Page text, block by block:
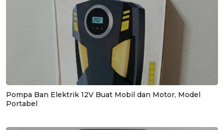
Pompa Ban Elektrik 12V Buat Mobil dan Motor, Model
Portabel